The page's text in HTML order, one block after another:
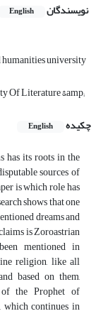
نویسندگان English
university
Of Literature &amp;
چکیده
English
has its roots in the
sources of
is which role has
shows that one
dreams and
is Zoroastrian
mentioned in
religion, like all
based on them,
the Prophet of
continues in